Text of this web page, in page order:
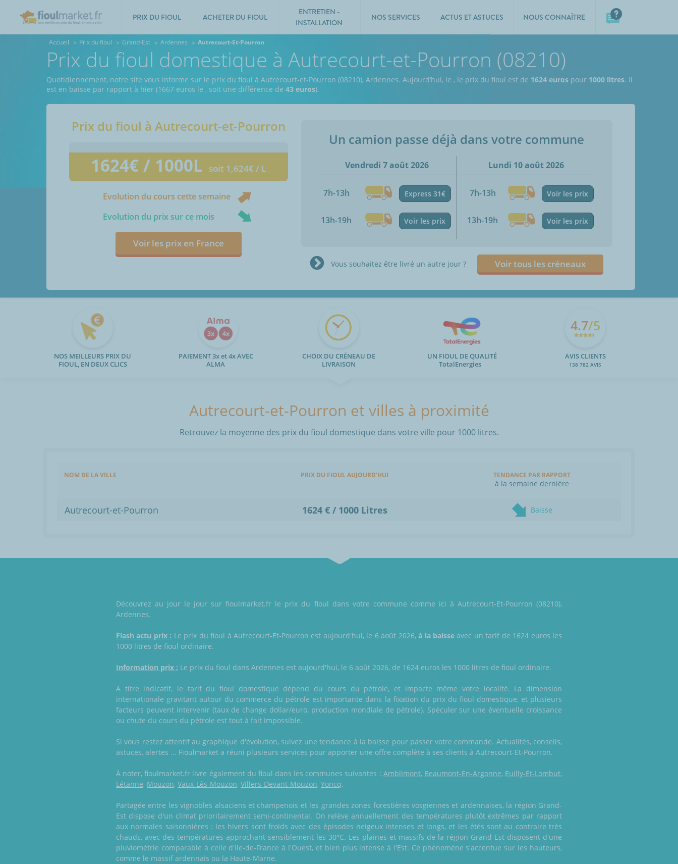
PRIX DU FIOUL ACHETER DU FIOUL
ENTRETIEN -
INSTALLATION
NOS SERVICES ACTUS ET ASTUCES NOUS CONNAÎTRE
Accueil Prix du fioul Grand-Est Ardennes Autrecourt-Et-Pourron
Prix du fioul domestique à Autrecourt-et-Pourron (08210)
Quotidiennement, notre site vous informe sur le prix du fioul à Autrecourt-et-Pourron (08210), Ardennes. Aujourd’hui, le , le prix du fioul est de 1624 euros pour 1000 litres. Il
est en baisse par rapport à hier (1667 euros le , soit une différence de 43 euros).
Prix du fioul à Autrecourt-et-Pourron
1624€ / 1000L soit 1,624€ / L
Evolution du cours cette semaine
Evolution du prix sur ce mois
Voir les prix en France
Un camion passe déjà dans votre commune
Vendredi 7 août 2026
7h-13h Express 31€
13h-19h Voir les prix
Lundi 10 août 2026
7h-13h Voir les prix
13h-19h Voir les prix
Vous souhaitez être livré un autre jour ? Voir tous les créneaux
NOS MEILLEURS PRIX DU
FIOUL, EN DEUX CLICS
PAIEMENT 3x et 4x AVEC
ALMA
CHOIX DU CRÉNEAU DE
LIVRAISON
UN FIOUL DE QUALITÉ
TotalEnergies
4.7/5
AVIS CLIENTS
138 782 AVIS
Autrecourt-et-Pourron et villes à proximité
Retrouvez la moyenne des prix du fioul domestique dans votre ville pour 1000 litres.
NOM DE LA VILLE PRIX DU FIOUL AUJOURD'HUI TENDANCE PAR RAPPORT
à la semaine dernière
Autrecourt-et-Pourron 1624 € / 1000 Litres Baisse
Découvrez au jour le jour sur fioulmarket.fr le prix du fioul dans votre commune comme ici à Autrecourt-Et-Pourron (08210),
Ardennes.
Flash actu prix : Le prix du fioul à Autrecourt-Et-Pourron est aujourd'hui, le 6 août 2026,à la baisseavec un tarif de 1624 euros les
1000 litres de fioul ordinaire.
Information prix : Le prix du fioul dans Ardennes est aujourd'hui, le 6 août 2026, de 1624 euros les 1000 litres de fioul ordinaire.
A titre indicatif, le tarif du fioul domestique dépend du cours du pétrole, et impacte même votre localité. La dimension
internationale gravitant autour du commerce du pétrole est importante dans la fixation du prix du fioul domestique, et plusieurs
facteurs peuvent intervenir (taux de change dollar/euro, production mondiale de pétrole). Spéculer sur une éventuelle croissance
ou chute du cours du pétrole est tout à fait impossible.
Si vous restez attentif au graphique d'évolution, suivez une tendance à la baisse pour passer votre commande. Actualités, conseils,
astuces, alertes ... Fioulmarket a réuni plusieurs services pour apporter une offre complète à ses clients à Autrecourt-Et-Pourron.
À noter, fioulmarket.fr livre également du fioul dans les communes suivantes : Amblimont, Beaumont-En-Argonne, Euilly-Et-Lombut,
Létanne, Mouzon, Vaux-Lès-Mouzon, Villers-Devant-Mouzon, Yoncq.
Partagée entre les vignobles alsaciens et champenois et les grandes zones forestières vosgiennes et ardennaises, la région Grand-
Est dispose d'un climat prioritairement semi-continental. On relève annuellement des températures plutôt extrêmes par rapport
aux normales saisonnières : les hivers sont froids avec des épisodes neigeux intenses et longs, et les étés sont au contraire très
chauds, avec des températures approchant sensiblement les 30°C. Les plaines et massifs de la région Grand-Est disposent d'une
pluviométrie comparable à celle d'Ile-de-France à l'Ouest, et bien plus intense à l'Est. Ce phénomène s'accentue sur les hauteurs,
comme le massif ardennais ou la Haute-Marne.